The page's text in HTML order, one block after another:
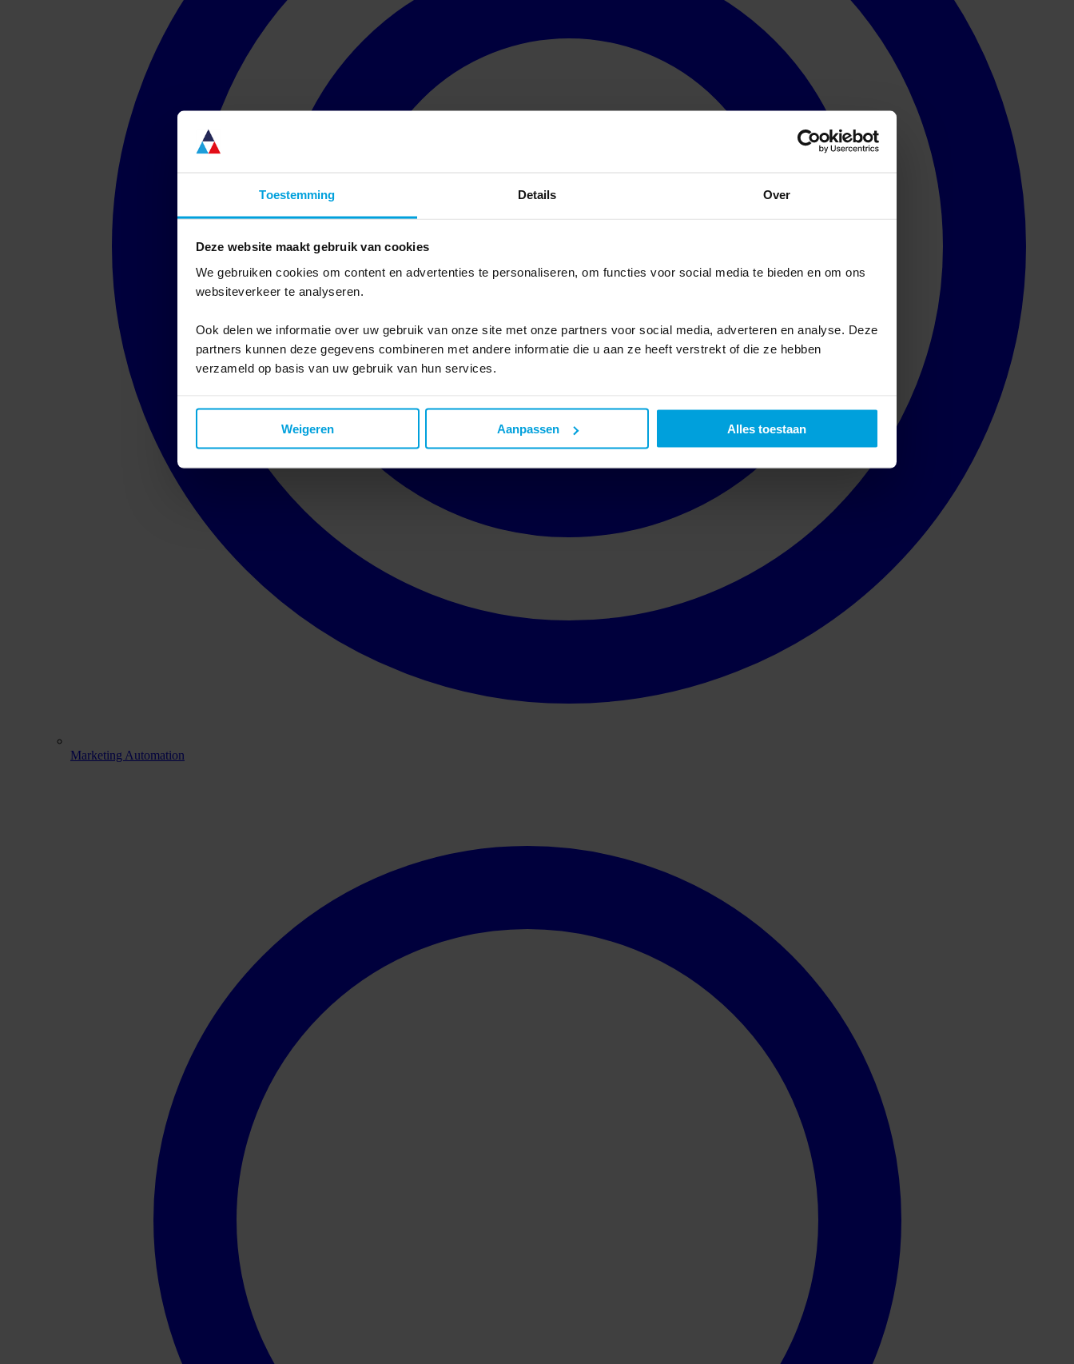
Toestemming Details Over
Deze website maakt gebruik van cookies
We gebruiken cookies om content en advertenties te personaliseren, om functies voor social media te bieden en om ons
websiteverkeer te analyseren.
Ook delen we informatie over uw gebruik van onze site met onze partners voor social media, adverteren en analyse. Deze
partners kunnen deze gegevens combineren met andere informatie die u aan ze heeft verstrekt of die ze hebben
verzameld op basis van uw gebruik van hun services.
Weigeren Aanpassen Alles toestaan
Marketing Automation